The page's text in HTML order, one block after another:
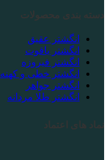
دسته بندی محصولات
انگشتر عقیق
انگشتر یاقوت
انگشتر فیروزه
انگشتر خطی و کهنه
انگشتر جواهر
انگشتر طلا مردانه
نماد های اعتماد